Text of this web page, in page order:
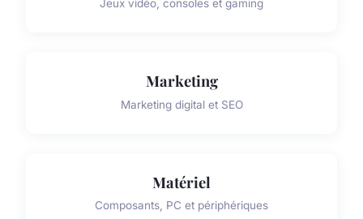
Jeux vidéo, consoles et gaming
Marketing
Marketing digital et SEO
Matériel
Composants, PC et périphériques